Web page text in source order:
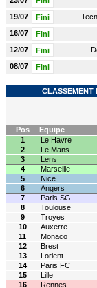
19/07 Fini
16/07 Fini
12/07 Fini
08/07 Fini
CLASSEMENT
Pos Equipe
1
Le Havre
2
Le Mans
3
Lens
4
Marseille
5
Nice
6
Angers
7
Paris SG
8
Toulouse
9
Troyes
10
Auxerre
11
Monaco
12
Brest
13
Lorient
14
Paris FC
15
Lille
16
Rennes